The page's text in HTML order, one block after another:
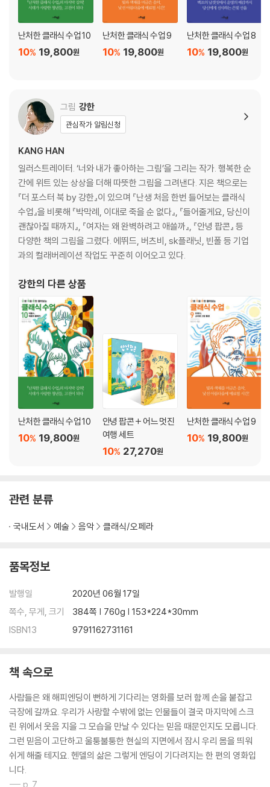
난처한 클래식 수업 10
19,800원
10%
난처한 클래식 수업 9
19,800원
10%
난처한 클래식 수업 8
19,800원
10%
그림 강한
관심작가 알림신청
KANG HAN
일러스트레이터. ‘너와 내가 좋아하는 그림’을 그리는 작가. 행복한 순
간에 위트 있는 상상을 더해 따뜻한 그림을 그려낸다. 지은 책으로는
『더 포스터 북 by 강한』이 있으며 『난생 처음 한번 들어보는 클래식
수업』을 비롯해 『박막례, 이대로 죽을 순 없다』, 『들어줄게요, 당신이
괜찮아질 때까지』, 『여자는 왜 완벽하려고 애쓸까』, 『안녕 팝콘』 등
다양한 책의 그림을 그렸다. 에뛰드, 버츠비, sk플래닛, 빈폴 등 기업
과의 컬래버레이션 작업도 꾸준히 이어오고 있다.
강한의 다른 상품
난처한 클래식 수업 10
19,800원
10%
안녕 팝콘 + 어느 멋진
여행 세트
27,270원
10%
난처한 클래식 수업 9
19,800원
10%
관련 분류
국내도서 예술 음악 클래식/오페라
품목정보
발행일
2020년 06월 17일
쪽수, 무게, 크기
384쪽 | 760g | 153*224*30mm
ISBN13
9791162731161
책 속으로
사람들은 왜 해피엔딩이 뻔하게 기다리는 영화를 보러 함께 손을 붙잡고
극장에 갈까요. 우리가 사랑할 수밖에 없는 인물들이 결국 마지막에 스크
린 위에서 웃음 지을 그 모습을 만날 수 있다는 믿음 때문인지도 모릅니다.
그런 믿음이 고단하고 울퉁불퉁한 현실의 지면에서 잠시 우리 몸을 띄워
쉬게 해줄 테지요. 헨델의 삶은 그렇게 엔딩이 기다려지는 한 편의 영화입
니다.
--- p. 7